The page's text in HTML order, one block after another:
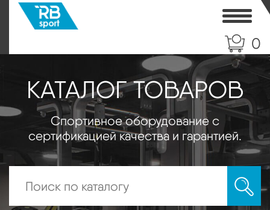
0
КАТАЛОГ ТОВАРОВ
Спортивное оборудование с
сертификацией качества и гарантией.